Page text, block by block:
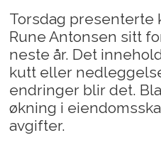
Torsdag presenterte
Rune Antonsen sitt
neste år. Det
kutt eller
endringer blir det.
økning i
avgifter.